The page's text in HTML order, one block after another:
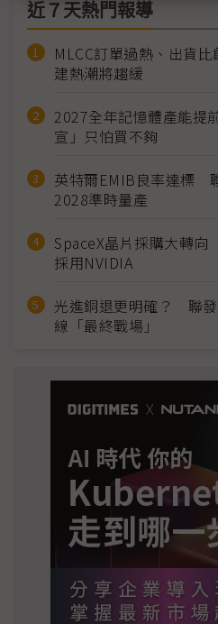
近７天熱門報導
MLCC訂單過熱、出貨
建熱潮將趨緩
2027全年記憶體產能
宣」只怕買不夠
英特爾EMIB良率達標
2028準時量產
SpaceX晶片採購大轉
採用NVIDIA
光進銅退更明確？ 聯
線「最終戰場」